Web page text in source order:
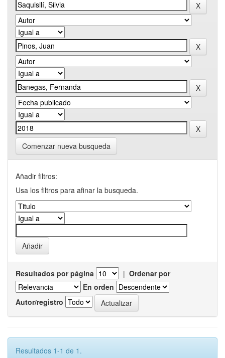
Comenzar nueva busqueda
Añadir filtros:
Usa los filtros para afinar la busqueda.
Resultados por página | Ordenar por
En orden
Autor/registro
Resultados 1-1 de 1.